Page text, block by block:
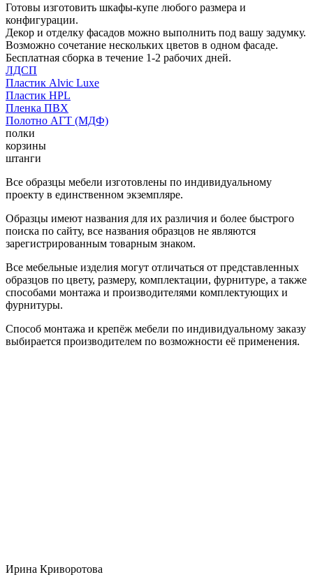
Готовы изготовить шкафы-купе любого размера и
конфигурации.
Декор и отделку фасадов можно выполнить под вашу задумку.
Возможно сочетание нескольких цветов в одном фасаде.
Бесплатная сборка в течение 1-2 рабочих дней.
ЛДСП
Пластик Alvic Luxe
Пластик HPL
Пленка ПВХ
Полотно АГТ (МДФ)
полки
корзины
штанги
Все образцы мебели изготовлены по индивидуальному
проекту в единственном экземпляре.
Образцы имеют названия для их различия и более быстрого
поиска по сайту, все названия образцов не являются
зарегистрированным товарным знаком.
Все мебельные изделия могут отличаться от представленных
образцов по цвету, размеру, комплектации, фурнитуре, а также
способами монтажа и производителями комплектующих и
фурнитуры.
Способ монтажа и крепёж мебели по индивидуальному заказу
выбирается производителем по возможности её применения.
Ирина Криворотова